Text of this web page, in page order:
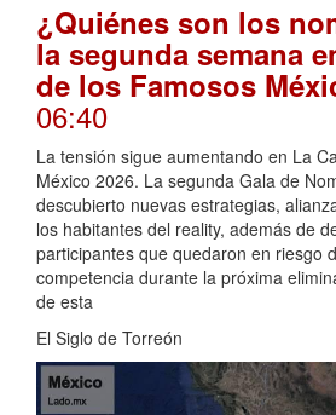
¿Quiénes son los
la segunda semana
de los Famosos
06:40
La tensión sigue aumentando en La
México 2026. La segunda Gala de
descubierto nuevas estrategias,
los habitantes del reality, además de
participantes que quedaron en riesgo
competencia durante la próxima
de esta
El Siglo de Torreón